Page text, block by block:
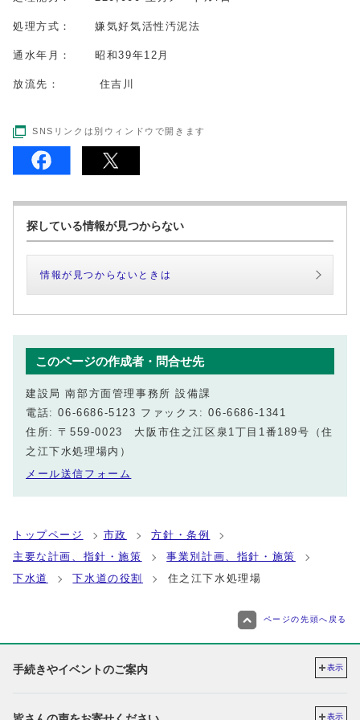
処理方式： 嫌気好気活性汚泥法
通水年月： 昭和39年12月
放流先： 住吉川
SNSリンクは別ウィンドウで開きます
探している情報が見つからない
情報が見つからないときは
このページの作成者・問合せ先
建設局 南部方面管理事務所 設備課
電話: 06-6686-5123 ファックス: 06-6686-1341
住所: 〒559-0023 大阪市住之江区泉1丁目1番189号（住
之江下水処理場内）
メール送信フォーム
トップページ 市政
方針・条例
主要な計画、指針・施策
事業別計画、指針・施策
下水道
下水道の役割 住之江下水処理場
ページの先頭へ戻る
手続きやイベントのご案内 表示
表示